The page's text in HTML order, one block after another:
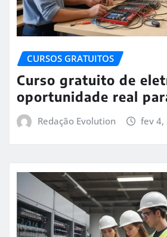
CURSOS GRATUITOS
Curso gratuito de
oportunidade real
Redação Evolution fev 4,